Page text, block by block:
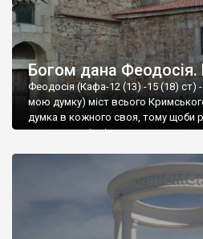
Богом дана Феодосія.
Феодосія (Кафа-12 (13) -15 (18) ст) -
мою думку) міст всього
думка в кожного своя, тому щоби
запрошую відвідати це